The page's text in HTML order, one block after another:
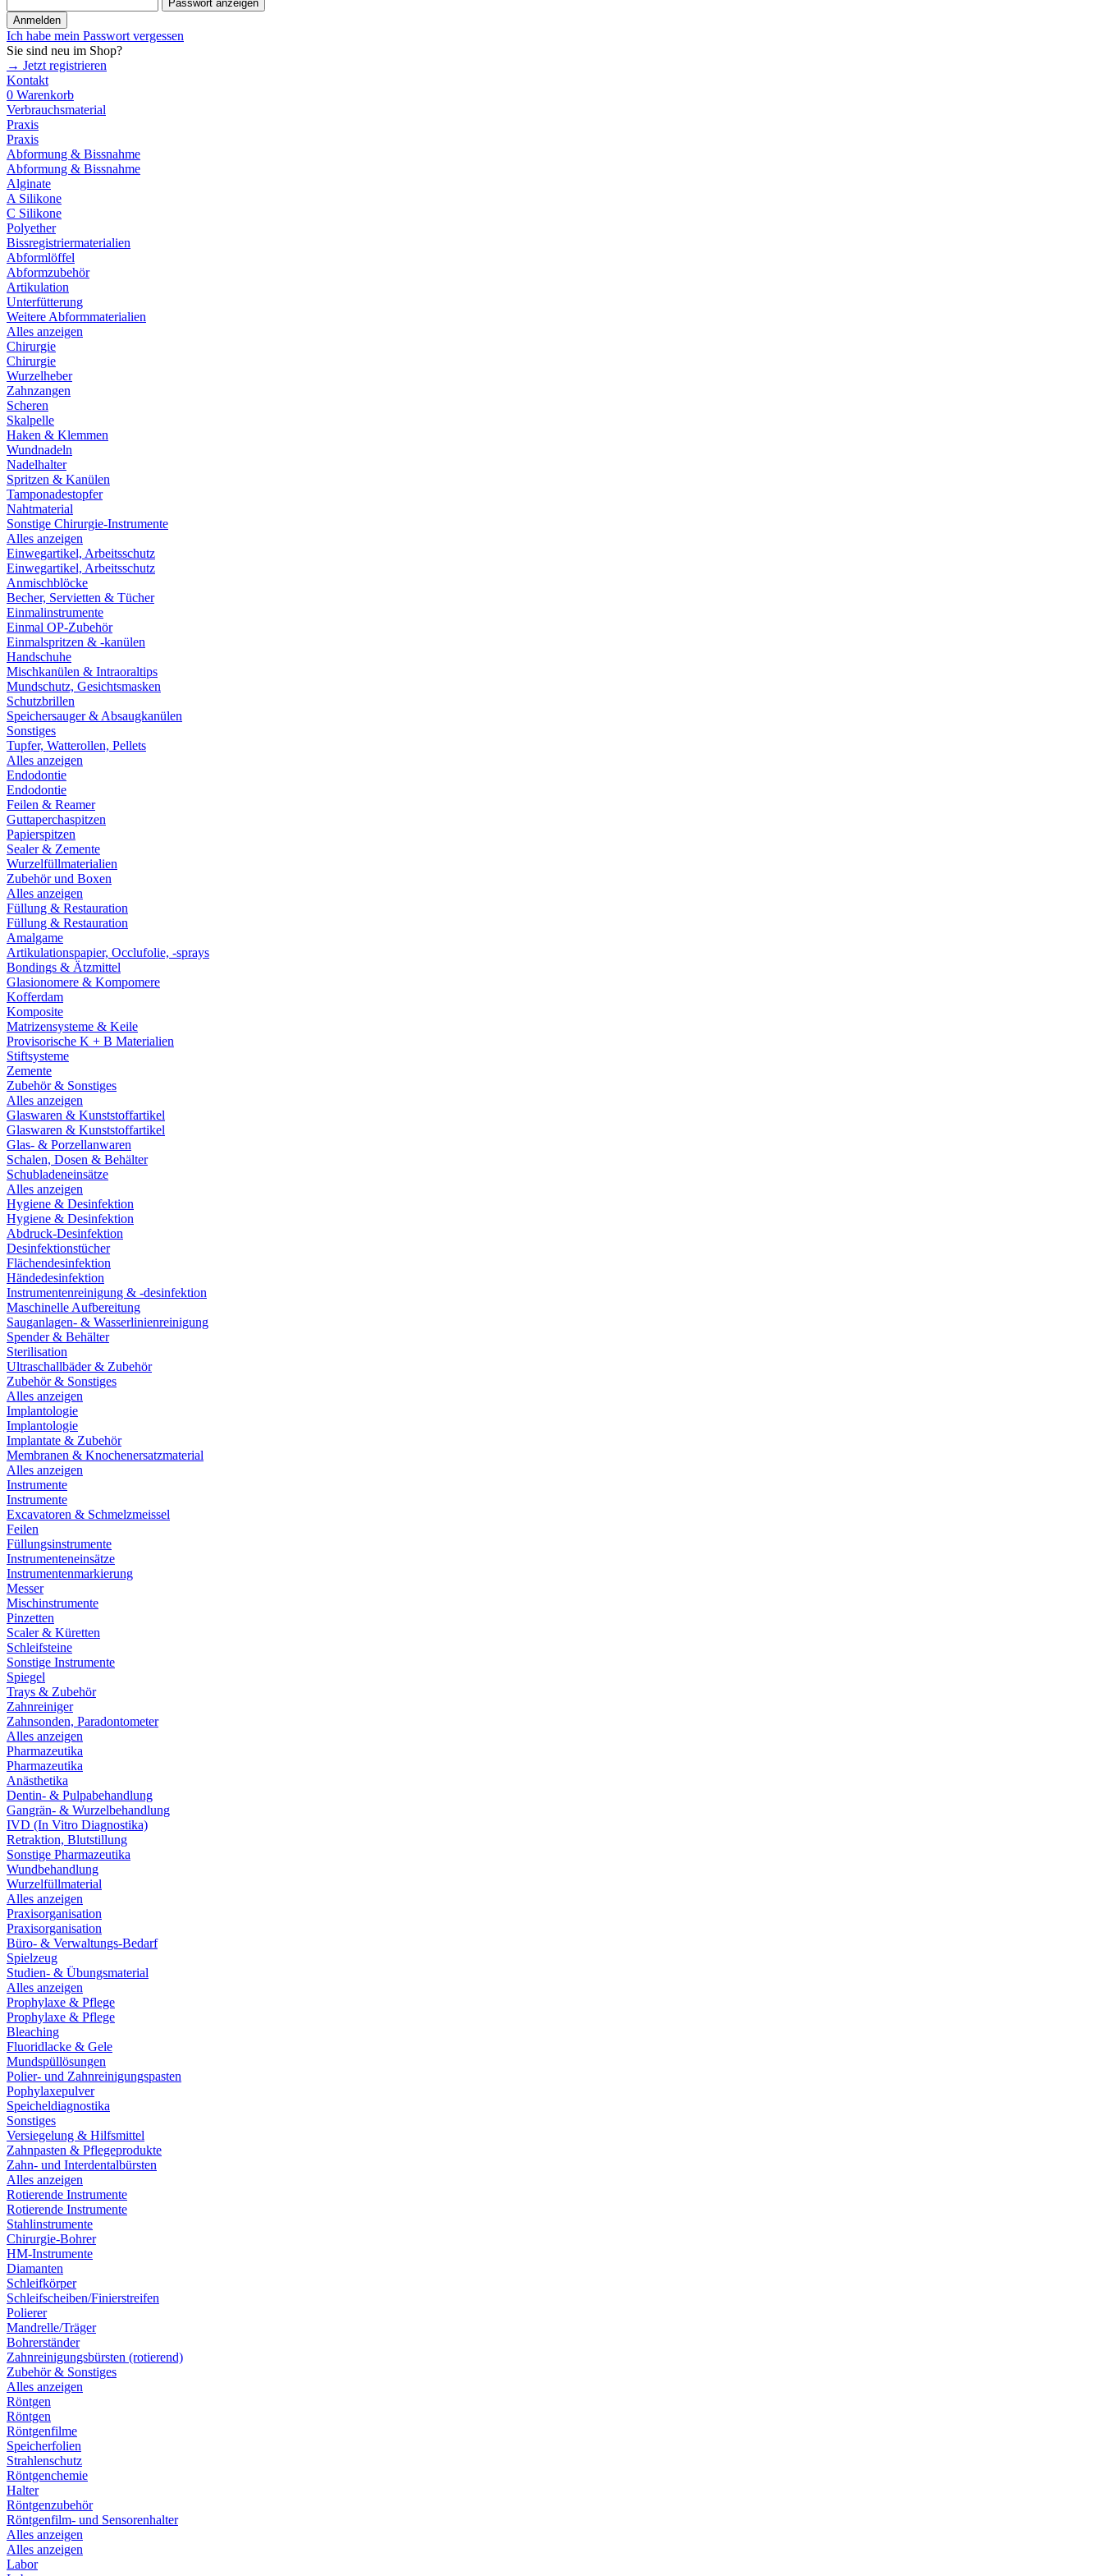
Passwort anzeigen
Anmelden
Ich habe mein Passwort vergessen
Sie sind neu im Shop?
→ Jetzt registrieren
Kontakt
0 Warenkorb
Verbrauchsmaterial
Praxis
Praxis
Abformung & Bissnahme
Abformung & Bissnahme
Alginate
A Silikone
C Silikone
Polyether
Bissregistriermaterialien
Abformlöffel
Abformzubehör
Artikulation
Unterfütterung
Weitere Abformmaterialien
Alles anzeigen
Chirurgie
Chirurgie
Wurzelheber
Zahnzangen
Scheren
Skalpelle
Haken & Klemmen
Wundnadeln
Nadelhalter
Spritzen & Kanülen
Tamponadestopfer
Nahtmaterial
Sonstige Chirurgie-Instrumente
Alles anzeigen
Einwegartikel, Arbeitsschutz
Einwegartikel, Arbeitsschutz
Anmischblöcke
Becher, Servietten & Tücher
Einmalinstrumente
Einmal OP-Zubehör
Einmalspritzen & -kanülen
Handschuhe
Mischkanülen & Intraoraltips
Mundschutz, Gesichtsmasken
Schutzbrillen
Speichersauger & Absaugkanülen
Sonstiges
Tupfer, Watterollen, Pellets
Alles anzeigen
Endodontie
Endodontie
Feilen & Reamer
Guttaperchaspitzen
Papierspitzen
Sealer & Zemente
Wurzelfüllmaterialien
Zubehör und Boxen
Alles anzeigen
Füllung & Restauration
Füllung & Restauration
Amalgame
Artikulationspapier, Occlufolie, -sprays
Bondings & Ätzmittel
Glasionomere & Kompomere
Kofferdam
Komposite
Matrizensysteme & Keile
Provisorische K + B Materialien
Stiftsysteme
Zemente
Zubehör & Sonstiges
Alles anzeigen
Glaswaren & Kunststoffartikel
Glaswaren & Kunststoffartikel
Glas- & Porzellanwaren
Schalen, Dosen & Behälter
Schubladeneinsätze
Alles anzeigen
Hygiene & Desinfektion
Hygiene & Desinfektion
Abdruck-Desinfektion
Desinfektionstücher
Flächendesinfektion
Händedesinfektion
Instrumentenreinigung & -desinfektion
Maschinelle Aufbereitung
Sauganlagen- & Wasserlinienreinigung
Spender & Behälter
Sterilisation
Ultraschallbäder & Zubehör
Zubehör & Sonstiges
Alles anzeigen
Implantologie
Implantologie
Implantate & Zubehör
Membranen & Knochenersatzmaterial
Alles anzeigen
Instrumente
Instrumente
Excavatoren & Schmelzmeissel
Feilen
Füllungsinstrumente
Instrumenteneinsätze
Instrumentenmarkierung
Messer
Mischinstrumente
Pinzetten
Scaler & Küretten
Schleifsteine
Sonstige Instrumente
Spiegel
Trays & Zubehör
Zahnreiniger
Zahnsonden, Paradontometer
Alles anzeigen
Pharmazeutika
Pharmazeutika
Anästhetika
Dentin- & Pulpabehandlung
Gangrän- & Wurzelbehandlung
IVD (In Vitro Diagnostika)
Retraktion, Blutstillung
Sonstige Pharmazeutika
Wundbehandlung
Wurzelfüllmaterial
Alles anzeigen
Praxisorganisation
Praxisorganisation
Büro- & Verwaltungs-Bedarf
Spielzeug
Studien- & Übungsmaterial
Alles anzeigen
Prophylaxe & Pflege
Prophylaxe & Pflege
Bleaching
Fluoridlacke & Gele
Mundspüllösungen
Polier- und Zahnreinigungspasten
Pophylaxepulver
Speicheldiagnostika
Sonstiges
Versiegelung & Hilfsmittel
Zahnpasten & Pflegeprodukte
Zahn- und Interdentalbürsten
Alles anzeigen
Rotierende Instrumente
Rotierende Instrumente
Stahlinstrumente
Chirurgie-Bohrer
HM-Instrumente
Diamanten
Schleifkörper
Schleifscheiben/Finierstreifen
Polierer
Mandrelle/Träger
Bohrerständer
Zahnreinigungsbürsten (rotierend)
Zubehör & Sonstiges
Alles anzeigen
Röntgen
Röntgen
Röntgenfilme
Speicherfolien
Strahlenschutz
Röntgenchemie
Halter
Röntgenzubehör
Röntgenfilm- und Sensorenhalter
Alles anzeigen
Alles anzeigen
Labor